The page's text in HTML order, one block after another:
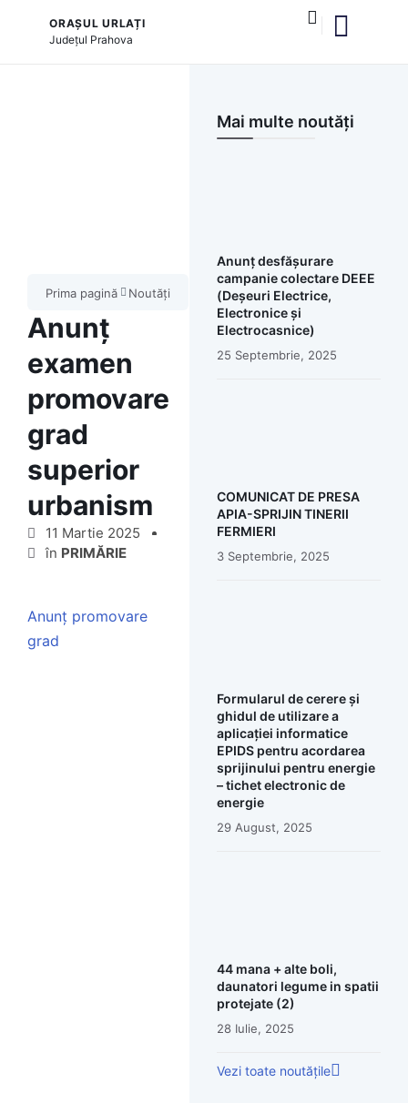
ORAȘUL URLAȚI
Județul Prahova
Prima pagină Noutăți
Anunț
examen
promovare
grad
superior
urbanism
11 Martie 2025
în PRIMĂRIE
Anunț promovare
grad
Mai multe noutăți
Anunț desfășurare
campanie colectare DEEE
(Deșeuri Electrice,
Electronice și
Electrocasnice)
25 Septembrie, 2025
COMUNICAT DE PRESA
APIA-SPRIJIN TINERII
FERMIERI
3 Septembrie, 2025
Formularul de cerere și
ghidul de utilizare a
aplicației informatice
EPIDS pentru acordarea
sprijinului pentru energie
– tichet electronic de
energie
29 August, 2025
44 mana + alte boli,
daunatori legume in spatii
protejate (2)
28 Iulie, 2025
Vezi toate noutățile